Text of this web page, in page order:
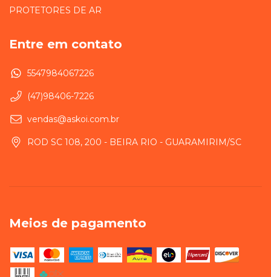
PROTETORES DE AR
Entre em contato
5547984067226
(47)98406-7226
vendas@askoi.com.br
ROD SC 108, 200 - BEIRA RIO - GUARAMIRIM/SC
Meios de pagamento